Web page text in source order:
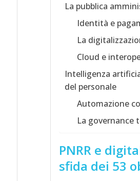
La pubblica
Identità e
La
Cloud e
Intelligenza
del personale
Automazione
La governance
PNRR e
sfida dei 53